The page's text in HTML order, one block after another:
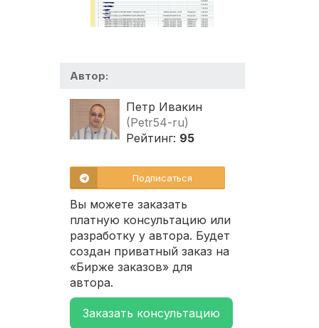
Автор:
Петр Ивакин
(Petr54-ru)
Рейтинг: 95
Подписаться
Вы можете заказать
платную консультацию или
разработку у автора. Будет
создан приватный заказ на
«Бирже заказов» для
автора.
Заказать консультацию